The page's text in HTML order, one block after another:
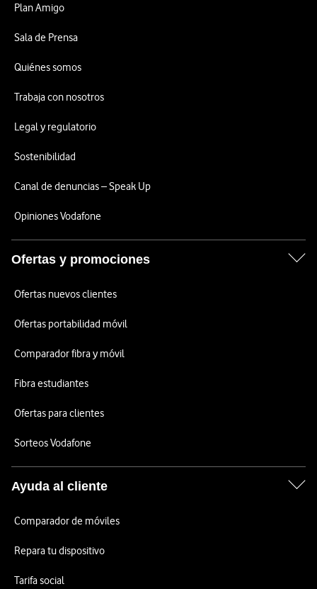
Plan Amigo
Sala de Prensa
Quiénes somos
Trabaja con nosotros
Legal y regulatorio
Sostenibilidad
Canal de denuncias – Speak Up
Opiniones Vodafone
Ofertas y promociones
Ofertas nuevos clientes
Ofertas portabilidad móvil
Comparador fibra y móvil
Fibra estudiantes
Ofertas para clientes
Sorteos Vodafone
Ayuda al cliente
Comparador de móviles
Repara tu dispositivo
Tarifa social